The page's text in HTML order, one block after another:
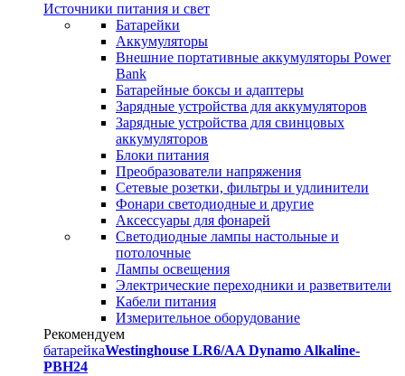
Источники питания и свет
Батарейки
Аккумуляторы
Внешние портативные аккумуляторы Power
Bank
Батарейные боксы и адаптеры
Зарядные устройства для аккумуляторов
Зарядные устройства для свинцовых
аккумуляторов
Блоки питания
Преобразователи напряжения
Сетевые розетки, фильтры и удлинители
Фонари светодиодные и другие
Аксессуары для фонарей
Светодиодные лампы настольные и
потолочные
Лампы освещения
Электрические переходники и разветвители
Кабели питания
Измерительное оборудование
Рекомендуем
батарейкаWestinghouse LR6/AA Dynamo Alkaline-
PBH24